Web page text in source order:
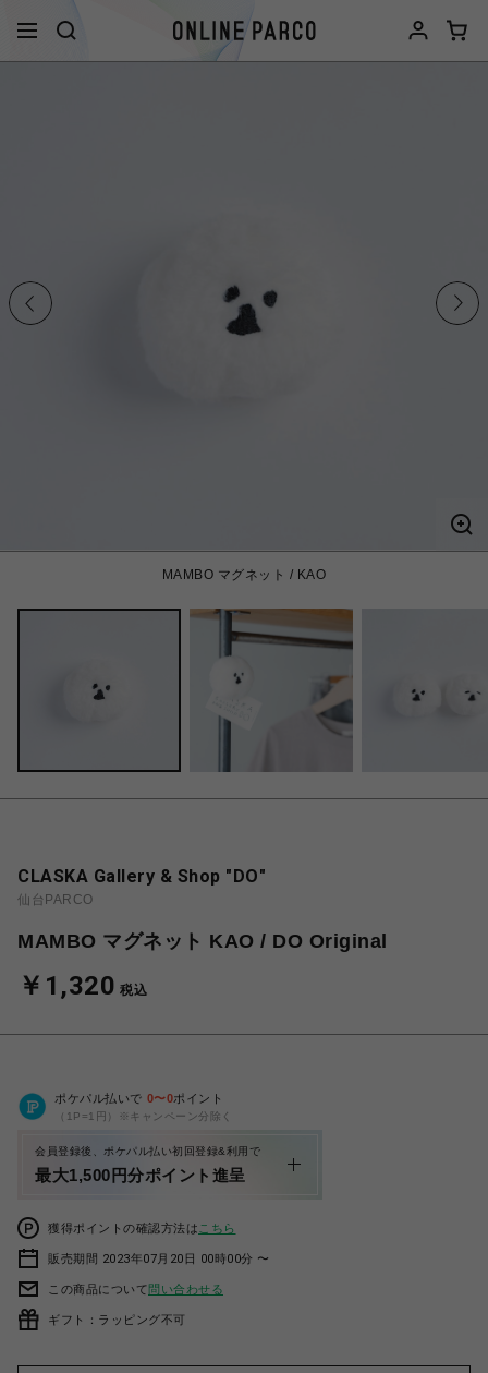
MAMBO マグネット / KAO
CLASKA Gallery & Shop "DO"
仙台PARCO
MAMBO マグネット KAO / DO Original
￥1,320 税込
ポケパル払いで 0〜0ポイント
（1P=1円）※キャンペーン分除く
会員登録後、ポケパル払い初回登録&利用で
最大1,500円分ポイント進呈
獲得ポイントの確認方法は こちら
販売期間 2023年07月20日 00時00分 〜
この商品について問い合わせる
ギフト：ラッピング不可